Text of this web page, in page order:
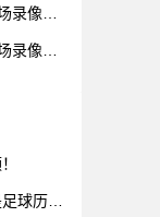
录像
录像
球历史